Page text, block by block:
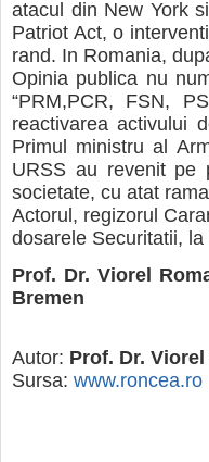
atacul din New York
Patriot Act, o
rand. In Romania,
Opinia publica nu
“PRM,PCR, FSN,
reactivarea activului
Primul ministru al
URSS au revenit pe
societate, cu atat
Actorul, regizorul
dosarele Securitatii,
Prof. Dr. Viorel
Bremen
Autor: Prof. Dr. Viorel
Sursa: www.roncea.ro